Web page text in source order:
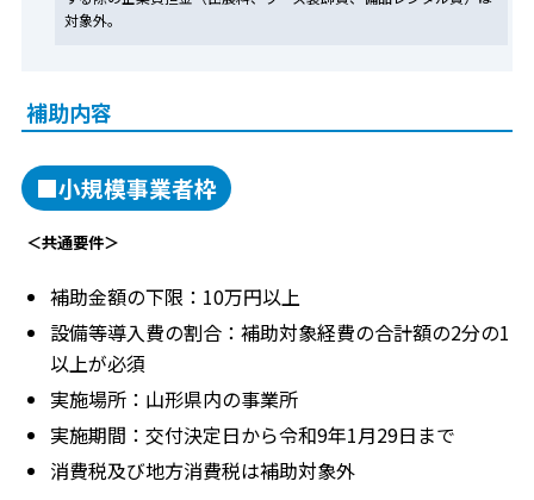
対象外。
補助内容
■小規模事業者枠
＜共通要件＞
補助金額の下限：10万円以上
設備等導入費の割合：補助対象経費の合計額の2分の1
以上が必須
実施場所：山形県内の事業所
実施期間：交付決定日から令和9年1月29日まで
消費税及び地方消費税は補助対象外